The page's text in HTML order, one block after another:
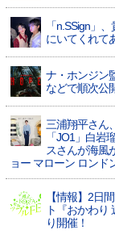
「n.SSign」
にいてくれて
ナ・ホンジン
などで順次公
三浦翔平さん
「JO1」白岩
スさんが海風
ョー マローン ロンド
【情報】2日
ト『おかわり
り開催！